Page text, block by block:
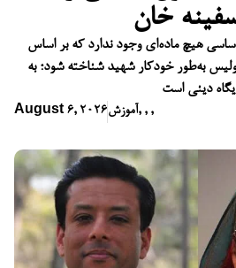
خان
هیچ ماده‌ای وجود ندارد که بر اساس
به‌طور خودکار شهید شناخته شود؛ به
دینی است
August 6, 2026آموزش, , ,